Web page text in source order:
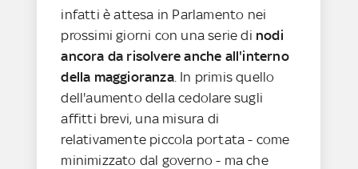
infatti è attesa in Parlamento nei
prossimi giorni con una serie di nodi
ancora da risolvere anche all'interno
della maggioranza. In primis quello
dell'aumento della cedolare sugli
affitti brevi, una misura di
relativamente piccola portata - come
minimizzato dal governo - ma che